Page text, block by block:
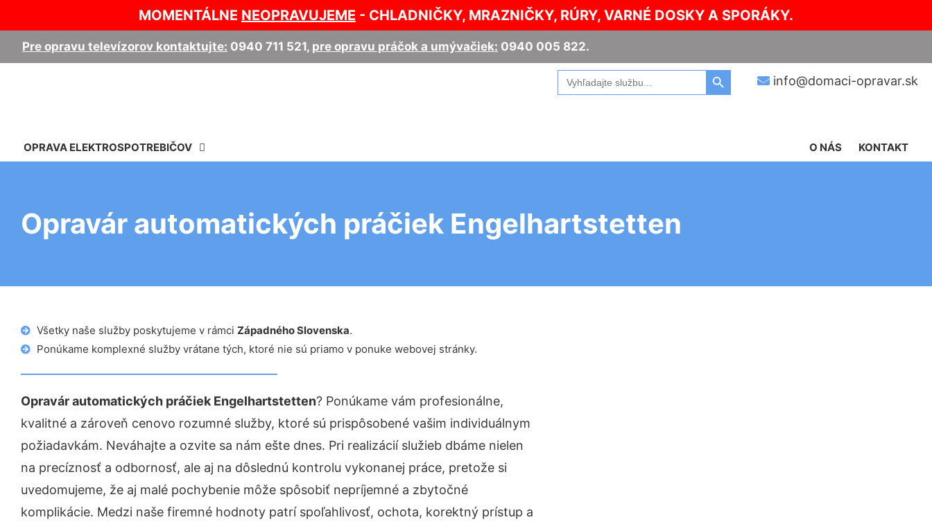
MOMENTÁLNE NEOPRAVUJEME - CHLADNIČKY, MRAZNIČKY, RÚRY, VARNÉ DOSKY A SPORÁKY.
Pre opravu televízorov kontaktujte: 0940 711 521, pre opravu práčok a umývačiek: 0940 005 822.
info@domaci-opravar.sk
Search
for:
Search Button
OPRAVA ELEKTROSPOTREBIČOV KONTAKT
O NÁS
Opravár automatických práčiek Engelhartstetten
Všetky naše služby poskytujeme v rámci Západného Slovenska.
Ponúkame komplexné služby vrátane tých, ktoré nie sú priamo v ponuke webovej stránky.
Opravár automatických práčiek Engelhartstetten? Ponúkame vám profesionálne,
kvalitné a zároveň cenovo rozumné služby, ktoré sú prispôsobené vašim individuálnym
požiadavkám. Neváhajte a ozvite sa nám ešte dnes. Pri realizácií služieb dbáme nielen
na precíznosť a odbornosť, ale aj na dôslednú kontrolu vykonanej práce, pretože si
uvedomujeme, že aj malé pochybenie môže spôsobiť nepríjemné a zbytočné
komplikácie. Medzi naše firemné hodnoty patrí spoľahlivosť, ochota, korektný prístup a